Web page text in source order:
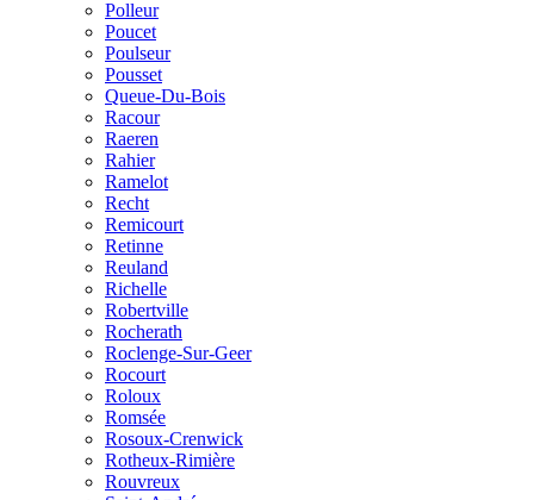
Polleur
Poucet
Poulseur
Pousset
Queue-Du-Bois
Racour
Raeren
Rahier
Ramelot
Recht
Remicourt
Retinne
Reuland
Richelle
Robertville
Rocherath
Roclenge-Sur-Geer
Rocourt
Roloux
Romsée
Rosoux-Crenwick
Rotheux-Rimière
Rouvreux